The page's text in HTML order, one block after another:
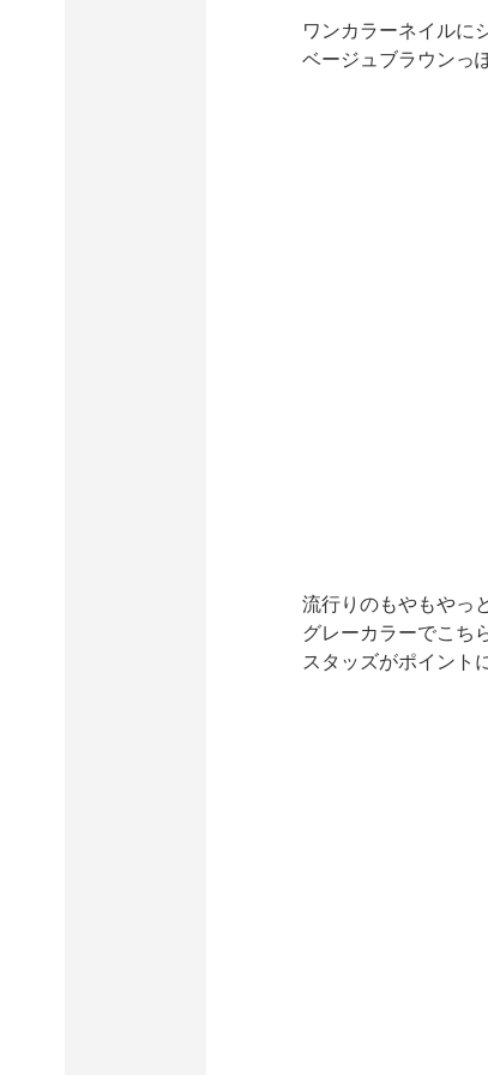
ワンカラーネイル
ベージュブラウンっ
流行りのもやもやっ
グレーカラーでこち
スタッズがポイント